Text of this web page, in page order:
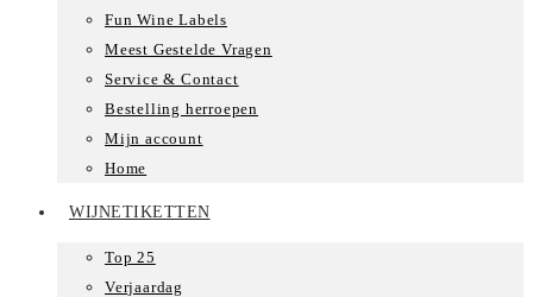
Fun Wine Labels
Meest Gestelde Vragen
Service & Contact
Bestelling herroepen
Mijn account
Home
WIJNETIKETTEN
Top 25
Verjaardag